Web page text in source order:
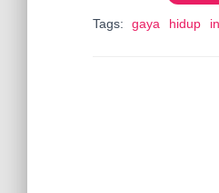
Tags: gaya hidup